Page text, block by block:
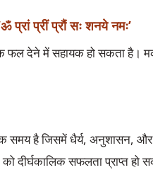
प्रां प्रीं प्रौं सः शनये नमः’
फल देने में सहायक हो सकता है।
समय है जिसमें धैर्य, अनुशासन,
दीर्घकालिक सफलता प्राप्त हो